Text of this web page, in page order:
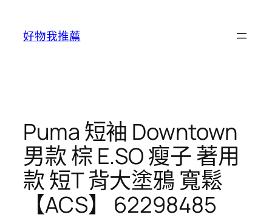
好物我推薦
Puma 短袖 Downtown
男款 棕 E.SO 瘦子 著用
款 短T 背大塗鴉 寬鬆
【ACS】 62298485